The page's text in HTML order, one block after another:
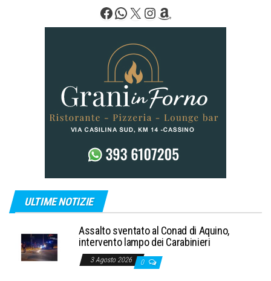
Facebook
WhatsApp
X Instagram
Amazon
ULTIME NOTIZIE
Assalto sventato al Conad di Aquino,
intervento lampo dei Carabinieri
3 Agosto 2026 0